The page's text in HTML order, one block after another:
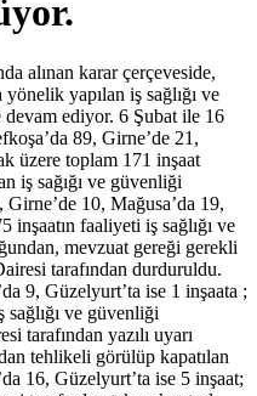
alınan karar çerçeveside,
yapılan iş sağlığı ve
ediyor. 6 Şubat ile 16
89, Girne’de 21,
üzere toplam 171 inşaat
iş sağığı ve güvenliği
Girne’de 10, Mağusa’da 19,
inşaatın faaliyeti iş sağlığı ve
mevzuat gereği gerekli
tarafından durduruldu.
9, Güzelyurt’ta ise 1 inşaata ;
ve güvenliği
tarafından yazılı uyarı
tehlikeli görülüp kapatılan
16, Güzelyurt’ta ise 5 inşaat;